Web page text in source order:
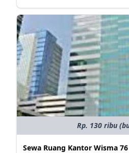
Rp. 130 ribu
Sewa Ruang Kantor Wisma 76